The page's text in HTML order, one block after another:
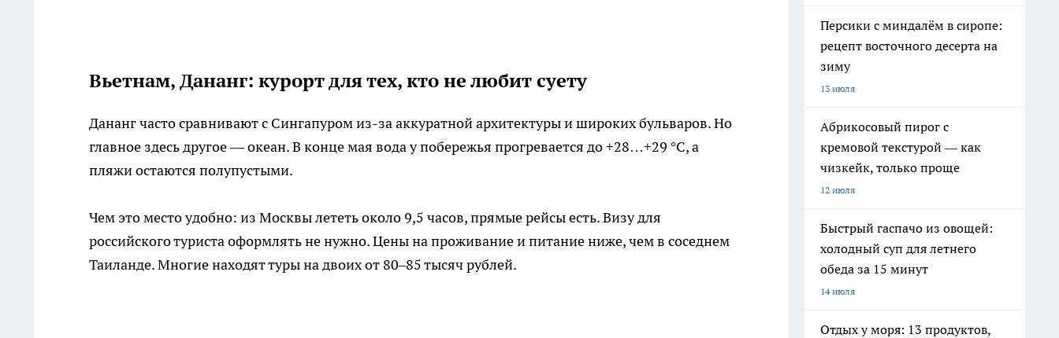
Вьетнам, Дананг: курорт для тех, кто не любит суету
Дананг часто сравнивают с Сингапуром из-за аккуратной архитектуры и широких бульваров. Но
главное здесь другое — океан. В конце мая вода у побережья прогревается до +28…+29 °C, а
пляжи остаются полупустыми.
Чем это место удобно: из Москвы лететь около 9,5 часов, прямые рейсы есть. Визу для
российского туриста оформлять не нужно. Цены на проживание и питание ниже, чем в соседнем
Таиланде. Многие находят туры на двоих от 80–85 тысяч рублей.
Персики с миндалём в сиропе:
рецепт восточного десерта на
зиму
13 июля
Абрикосовый пирог с
кремовой текстурой — как
чизкейк, только проще
12 июля
Быстрый гаспачо из овощей:
холодный суп для летнего
обеда за 15 минут
14 июля
Отдых у моря: 13 продуктов,